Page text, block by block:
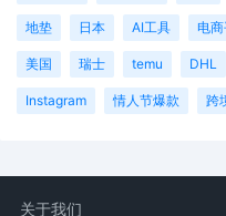
地垫 日本 AI工具 电
美国 瑞士 temu DHL
Instagram 情人节爆款 跨
关于我们